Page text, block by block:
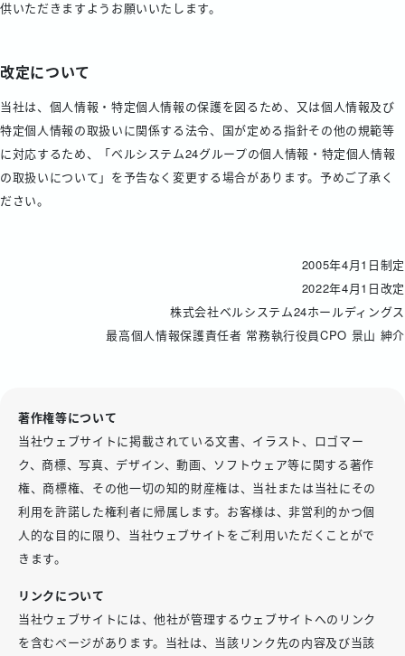
供いただきますようお願いいたします。
改定について
当社は、個人情報・特定個人情報の保護を図るため、又は個人情報及び
特定個人情報の取扱いに関係する法令、国が定める指針その他の規範等
に対応するため、「ベルシステム24グループの個人情報・特定個人情報
の取扱いについて」を予告なく変更する場合があります。予めご了承く
ださい。
2005年4月1日制定
2022年4月1日改定
株式会社ベルシステム24ホールディングス
最高個人情報保護責任者 常務執行役員CPO 景山 紳介
著作権等について
当社ウェブサイトに掲載されている文書、イラスト、ロゴマー
ク、商標、写真、デザイン、動画、ソフトウェア等に関する著作
権、商標権、その他一切の知的財産権は、当社または当社にその
利用を許諾した権利者に帰属します。お客様は、非営利的かつ個
人的な目的に限り、当社ウェブサイトをご利用いただくことがで
きます。
リンクについて
当社ウェブサイトには、他社が管理するウェブサイトへのリンク
を含むページがあります。当社は、当該リンク先の内容及び当該